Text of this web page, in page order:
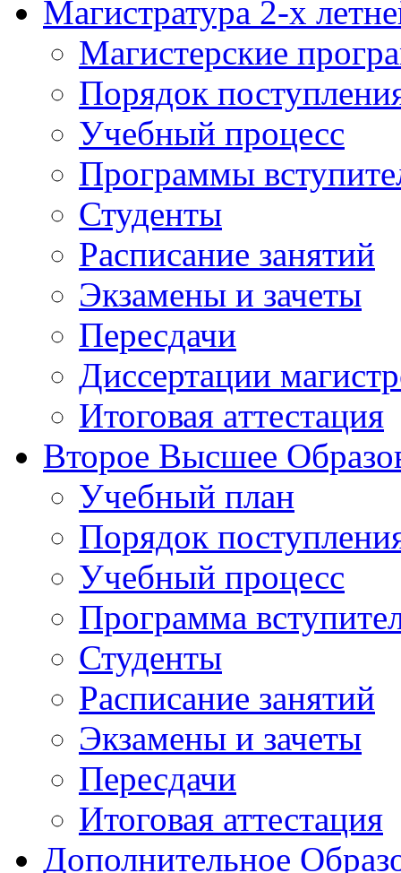
Магистратура 2-х
Магистерские
Порядок
Учебный процесс
Программы
Студенты
Расписание занятий
Экзамены и зачеты
Пересдачи
Диссертации
Итоговая аттестация
Второе Высшее
Учебный план
Порядок
Учебный процесс
Программа
Студенты
Расписание занятий
Экзамены и зачеты
Пересдачи
Итоговая аттестация
Дополнительное